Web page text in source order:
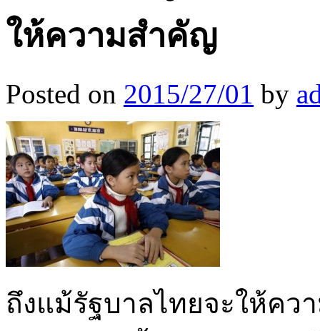
ให้ความสำคัญ
Posted on 2015/27/01 by
ถึงแม้รัฐบาลไทยจะให้ค